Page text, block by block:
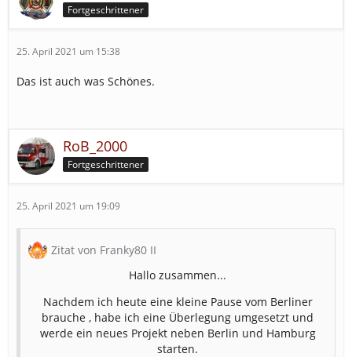
Fortgeschrittener
25. April 2021 um 15:38
Das ist auch was Schönes.
RoB_2000
Fortgeschrittener
25. April 2021 um 19:09
Zitat von Franky80 II
Hallo zusammen...
Nachdem ich heute eine kleine Pause vom Berliner
brauche , habe ich eine Überlegung umgesetzt und
werde ein neues Projekt neben Berlin und Hamburg
starten.